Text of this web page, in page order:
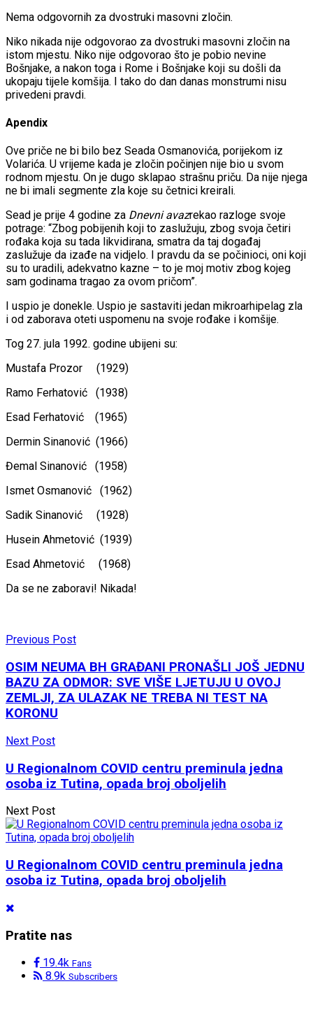
Nema odgovornih za dvostruki masovni zločin.
Niko nikada nije odgovorao za dvostruki masovni zločin na
istom mjestu. Niko nije odgovorao što je pobio nevine
Bošnjake, a nakon toga i Rome i Bošnjake koji su došli da
ukopaju tijele komšija. I tako do dan danas monstrumi nisu
privedeni pravdi.
Apendix
Ove priče ne bi bilo bez Seada Osmanovića, porijekom iz
Volarića. U vrijeme kada je zločin počinjen nije bio u svom
rodnom mjestu. On je dugo sklapao strašnu priču. Da nije njega
ne bi imali segmente zla koje su četnici kreirali.
Sead je prije 4 godine za Dnevni avazrekao razloge svoje
potrage: “Zbog pobijenih koji to zaslužuju, zbog svoja četiri
rođaka koja su tada likvidirana, smatra da taj događaj
zaslužuje da izađe na vidjelo. I pravdu da se počinioci, oni koji
su to uradili, adekvatno kazne – to je moj motiv zbog kojeg
sam godinama tragao za ovom pričom”.
I uspio je donekle. Uspio je sastaviti jedan mikroarhipelag zla
i od zaborava oteti uspomenu na svoje rođake i komšije.
Tog 27. jula 1992. godine ubijeni su:
Mustafa Prozor (1929)
Ramo Ferhatović (1938)
Esad Ferhatović (1965)
Dermin Sinanović (1966)
Đemal Sinanović (1958)
Ismet Osmanović (1962)
Sadik Sinanović (1928)
Husein Ahmetović (1939)
Esad Ahmetović (1968)
Da se ne zaboravi! Nikada!
Previous Post
OSIM NEUMA BH GRAĐANI PRONAŠLI JOŠ JEDNU
BAZU ZA ODMOR: SVE VIŠE LJETUJU U OVOJ
ZEMLJI, ZA ULAZAK NE TREBA NI TEST NA
KORONU
Next Post
U Regionalnom COVID centru preminula jedna
osoba iz Tutina, opada broj oboljelih
Next Post
U Regionalnom COVID centru preminula jedna
osoba iz Tutina, opada broj oboljelih
Pratite nas
19.4k Fans
8.9k Subscribers